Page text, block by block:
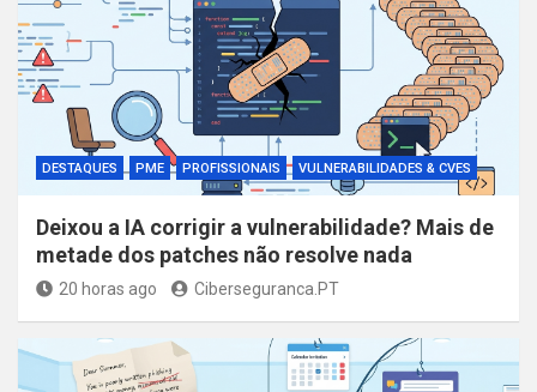
DESTAQUES PME PROFISSIONAIS VULNERABILIDADES & CVES
Deixou a IA corrigir a vulnerabilidade? Mais de
metade dos patches não resolve nada
20 horas ago Ciberseguranca.PT